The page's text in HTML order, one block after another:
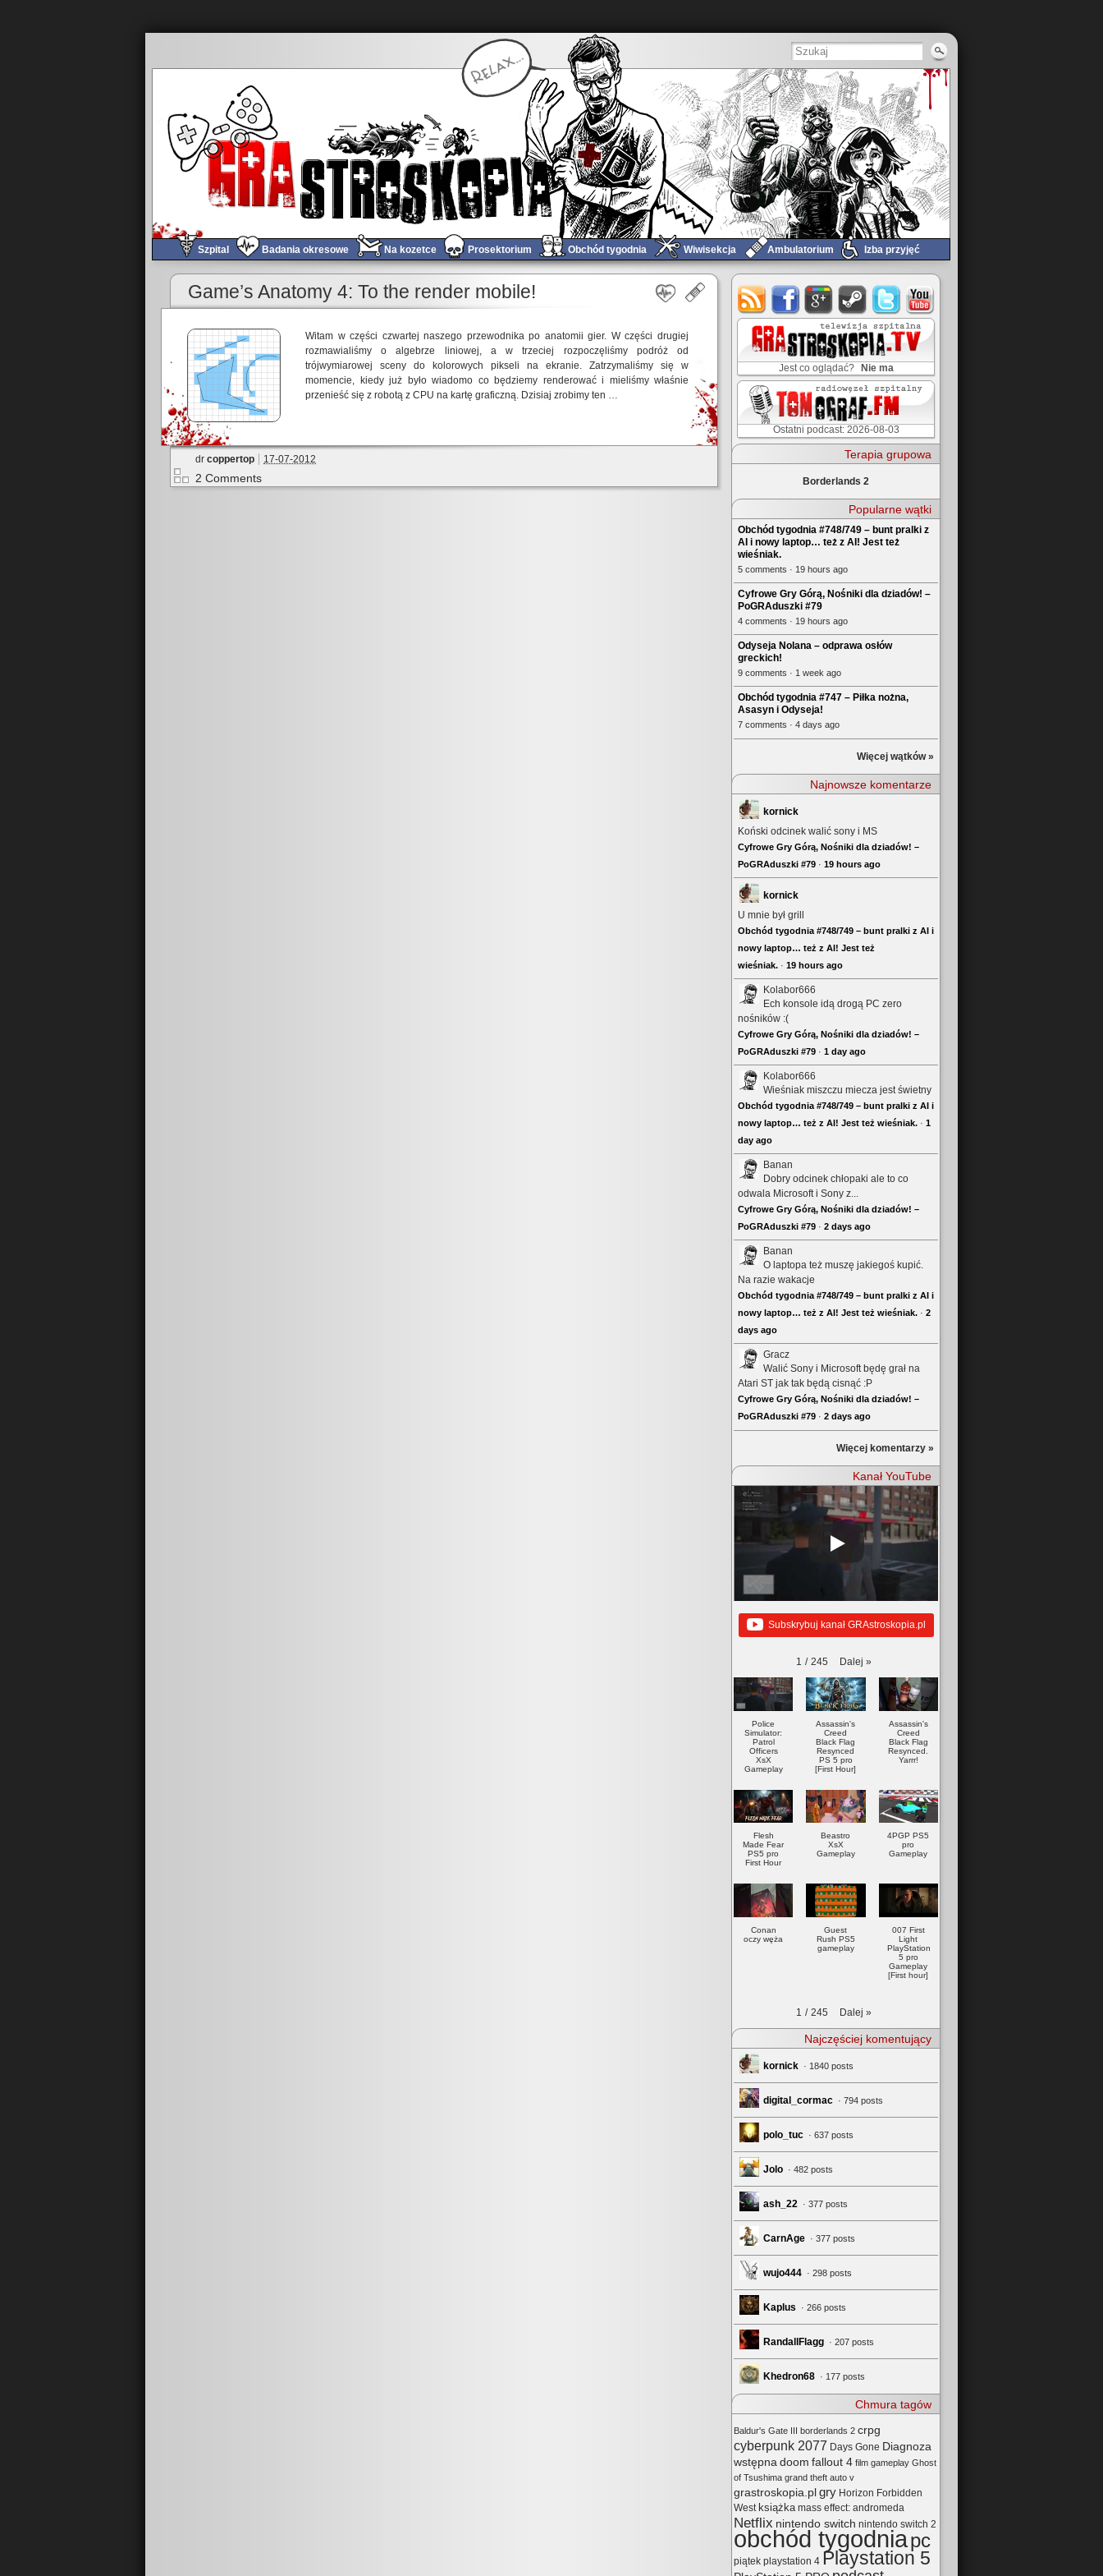
Szpital Badania okresowe Na kozetce Prosektorium Obchód tygodnia Wiwisekcja Ambulatorium Izba przyjęć
Game’s Anatomy 4: To the render mobile!
Witam w części czwartej naszego przewodnika po anatomii gier. W części drugiej
rozmawialiśmy o algebrze liniowej, a w trzeciej rozpoczęliśmy podróż od
trójwymiarowej sceny do kolorowych pikseli na ekranie. Zatrzymaliśmy się w
momencie, kiedy już było wiadomo co będziemy renderować i mieliśmy właśnie
przenieść się z robotą z CPU na kartę graficzną. Dzisiaj zrobimy ten …
dr coppertop 17-07-2012
2 Comments
Jest co oglądać? Nie ma
Ostatni podcast: 2026-08-03
Terapia grupowa
Borderlands 2
Popularne wątki
Obchód tygodnia #748/749 – bunt pralki z
AI i nowy laptop… też z AI! Jest też
wieśniak.
5 comments · 19 hours ago
Cyfrowe Gry Górą, Nośniki dla dziadów! –
PoGRAduszki #79
4 comments · 19 hours ago
Odyseja Nolana – odprawa osłów
greckich!
9 comments · 1 week ago
Obchód tygodnia #747 – Piłka nożna,
Asasyn i Odyseja!
7 comments · 4 days ago
Więcej wątków »
Najnowsze komentarze
kornick
Koński odcinek walić sony i MS
Cyfrowe Gry Górą, Nośniki dla dziadów! –
PoGRAduszki #79 · 19 hours ago
kornick
U mnie był grill
Obchód tygodnia #748/749 – bunt pralki z AI i
nowy laptop… też z AI! Jest też
wieśniak. · 19 hours ago
Kolabor666
Ech konsole idą drogą PC zero
nośników :(
Cyfrowe Gry Górą, Nośniki dla dziadów! –
PoGRAduszki #79 · 1 day ago
Kolabor666
Wieśniak miszczu miecza jest świetny
Obchód tygodnia #748/749 – bunt pralki z AI i
nowy laptop… też z AI! Jest też wieśniak. · 1
day ago
Banan
Dobry odcinek chłopaki ale to co
odwala Microsoft i Sony z...
Cyfrowe Gry Górą, Nośniki dla dziadów! –
PoGRAduszki #79 · 2 days ago
Banan
O laptopa też muszę jakiegoś kupić.
Na razie wakacje
Obchód tygodnia #748/749 – bunt pralki z AI i
nowy laptop… też z AI! Jest też wieśniak. · 2
days ago
Gracz
Walić Sony i Microsoft będę grał na
Atari ST jak tak będą cisnąć :P
Cyfrowe Gry Górą, Nośniki dla dziadów! –
PoGRAduszki #79 · 2 days ago
Więcej komentarzy »
Kanał YouTube
Subskrybuj kanał GRAstroskopia.pl
1 / 245 Dalej »
Police
Simulator:
Patrol
Officers
XsX
Gameplay
Assassin's
Creed
Black Flag
Resynced
PS 5 pro
[First Hour]
Assassin's
Creed
Black Flag
Resynced.
Yarrr!
Flesh
Made Fear
PS5 pro
First Hour
Beastro
XsX
Gameplay
4PGP PS5
pro
Gameplay
Conan
oczy węża
Guest
Rush PS5
gameplay
007 First
Light
PlayStation
5 pro
Gameplay
[First hour]
1 / 245 Dalej »
Najczęściej komentujący
kornick · 1840 posts
digital_cormac · 794 posts
polo_tuc · 637 posts
Jolo · 482 posts
ash_22 · 377 posts
CarnAge · 377 posts
wujo444 · 298 posts
Kaplus · 266 posts
RandallFlagg · 207 posts
Khedron68 · 177 posts
Chmura tagów
Baldur's Gate III borderlands 2 crpg
cyberpunk 2077 Days Gone Diagnoza
wstępnadoom fallout 4 film gameplay Ghost
of Tsushima grand theft auto v
grastroskopia.pl gry Horizon Forbidden
West książka mass effect: andromeda
Netflix nintendo switch nintendo switch 2
obchód tygodniapc
piątek playstation 4 Playstation 5